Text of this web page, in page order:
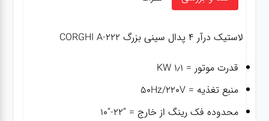
لاستیک درآر ۴ پدال سینی بزرگ CORGHI A-222
قدرت موتور = ۱٫۱ KW
منبع تغذیه = ۵۰Hz/220V
محدوده فک رینگ از خارج = “۲۲-“۱۰